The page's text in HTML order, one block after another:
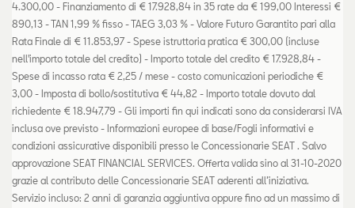
4.300,00 - Finanziamento di € 17.928,84 in 35 rate da € 199,00 Interessi €
890,13 - TAN 1,99 % fisso - TAEG 3,03 % - Valore Futuro Garantito pari alla
Rata Finale di € 11.853,97 - Spese istruttoria pratica € 300,00 (incluse
nell'importo totale del credito) - Importo totale del credito € 17.928,84 -
Spese di incasso rata € 2,25 / mese - costo comunicazioni periodiche €
3,00 - Imposta di bollo/sostitutiva € 44,82 - Importo totale dovuto dal
richiedente € 18.947,79 - Gli importi fin qui indicati sono da considerarsi IVA
inclusa ove previsto - Informazioni europee di base/Fogli informativi e
condizioni assicurative disponibili presso le Concessionarie SEAT . Salvo
approvazione SEAT FINANCIAL SERVICES. Offerta valida sino al 31-10-2020
grazie al contributo delle Concessionarie SEAT aderenti all’iniziativa.
Servizio incluso: 2 anni di garanzia aggiuntiva oppure fino ad un massimo di